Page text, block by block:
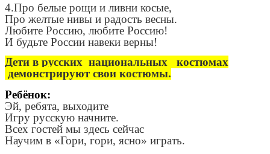
4.Про белые рощи и ливни косые,
Про желтые нивы и радость весны.
Любите Россию, любите Россию!
И будьте России навеки верны!
Дети в русских национальных костюмах
демонстрируют свои костюмы.
Ребёнок:
Эй, ребята, выходите
Игру русскую начните.
Всех гостей мы здесь сейчас
Научим в «Гори, гори, ясно» играть.